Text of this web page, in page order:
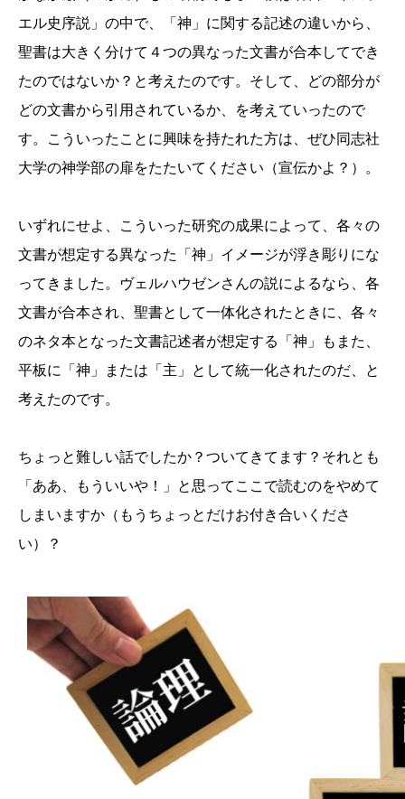
エル史序説」の中で、「神」に関する記述の違いから、
聖書は大きく分けて４つの異なった文書が合本してでき
たのではないか？と考えたのです。そして、どの部分が
どの文書から引用されているか、を考えていったので
す。こういったことに興味を持たれた方は、ぜひ同志社
大学の神学部の扉をたたいてください（宣伝かよ？）。
いずれにせよ、こういった研究の成果によって、各々の
文書が想定する異なった「神」イメージが浮き彫りにな
ってきました。ヴェルハウゼンさんの説によるなら、各
文書が合本され、聖書として一体化されたときに、各々
のネタ本となった文書記述者が想定する「神」もまた、
平板に「神」または「主」として統一化されたのだ、と
考えたのです。
ちょっと難しい話でしたか？ついてきてます？それとも
「ああ、もういいや！」と思ってここで読むのをやめて
しまいますか（もうちょっとだけお付き合いくださ
い）？